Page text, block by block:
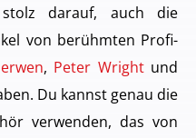
darauf, auch die
von berühmten Profi-
, Peter Wrightund
Du kannst genau die
verwenden, das von